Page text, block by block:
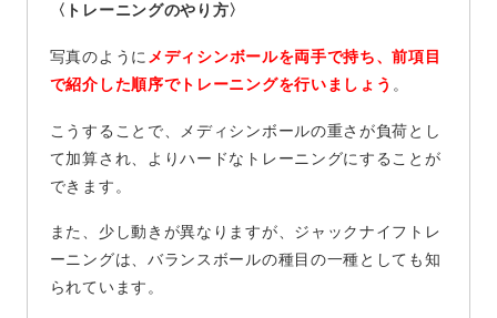
〈トレーニングのやり方〉
写真のように メディシンボールを両手で持ち、前項目
で紹介した順序でトレーニングを行いましょう 。
こうすることで、メディシンボールの重さが負荷とし
て加算され、よりハードなトレーニングにすることが
できます。
また、少し動きが異なりますが、ジャックナイフトレ
ーニングは、バランスボールの種目の一種としても知
られています。